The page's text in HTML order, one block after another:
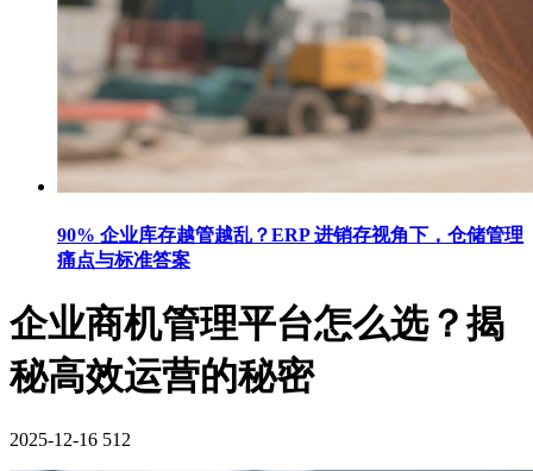
90% 企业库存越管越乱？ERP 进销存视角下，仓储管理
痛点与标准答案
企业商机管理平台怎么选？揭
秘高效运营的秘密
2025-12-16 512